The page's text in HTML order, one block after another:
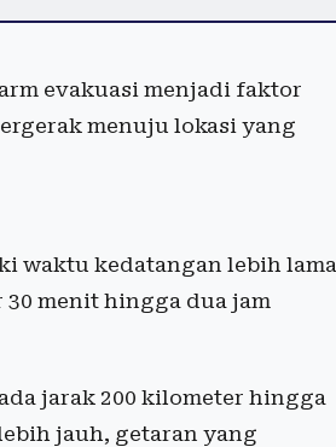
evakuasi menjadi faktor
menuju lokasi yang
waktu kedatangan lebih lama
menit hingga dua jam
jarak 200 kilometer hingga
jauh, getaran yang